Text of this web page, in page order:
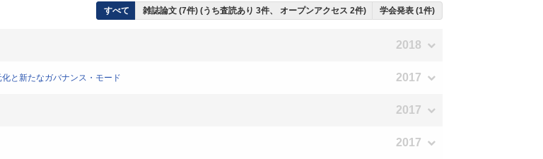
すべて 雑誌論文 (7件) (うち査読あり 3件、 オープンアクセス 2件) 学会発表 (1件)
2018
と新たなガバナンス・モード 2017
2017
2017